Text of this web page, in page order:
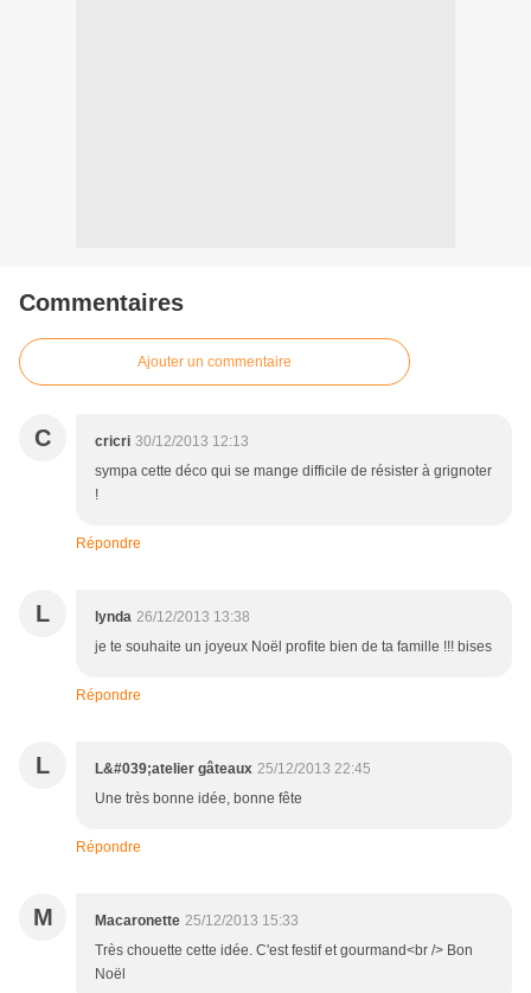
Commentaires
Ajouter un commentaire
C cricri 30/12/2013 12:13
sympa cette déco qui se mange difficile de résister à grignoter
!
Répondre
L lynda 26/12/2013 13:38
je te souhaite un joyeux Noël profite bien de ta famille !!! bises
Répondre
L L&#039;atelier gâteaux 25/12/2013 22:45
Une très bonne idée, bonne fête
Répondre
M Macaronette 25/12/2013 15:33
Très chouette cette idée. C'est festif et gourmand<br /> Bon
Noël